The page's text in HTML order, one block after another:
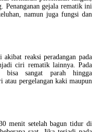
Penanganan gejala rematik ini
namun juga fungsi dan
akibat reaksi peradangan pada
ciri rematik lainnya. Pada
bisa sangat parah hingga
atau pergelangan kaki maupun
menit setelah bagun tidur di